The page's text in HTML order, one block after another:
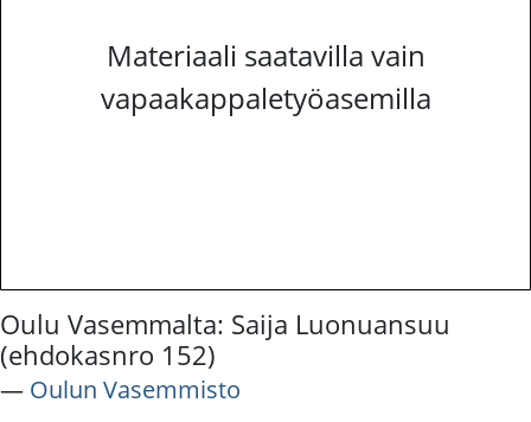
Materiaali saatavilla vain
vapaakappaletyöasemilla
Oulu Vasemmalta: Saija Luonuansuu
(ehdokasnro 152)
― Oulun Vasemmisto